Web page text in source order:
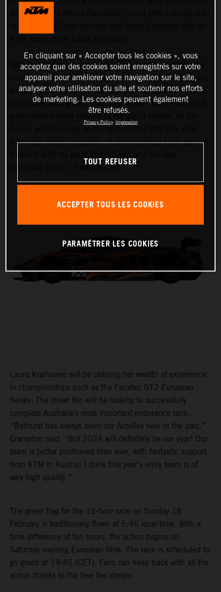
be travelling to Mount Panorama Circuit with a strong line-
With the traditional race start before sunrise, a punishing
circuit with little run-off to speak of and huge, unforgiving
walls of rock, it’s no wonder that the Bathurst 12 Hour is
so popular among fans and drivers alike. Trent Harrison is
teammate David Crampton. “I am so excited to be back in
Laura Kraihamer will be utilising her wealth of experience
in championships such as the Fanatec GT2 European
Series. The driver trio will be looking to successfully
complete Australia’s most important endurance race.
“Bathurst has always been our Achilles heel in the past,”
Crampton said. “But 2024 will definitely be our year! Our
team is better positioned than ever, with fantastic support
from KTM in Austria. I think this year’s entry team is of
very high quality.”
The green flag for the 12-hour race on Sunday 18
February is traditionally flown at 5:45 local time. With a
time difference of ten hours, the action begins on
Saturday evening European time. The race is scheduled to
go green at 19:45 (CET). Fans can keep track with all the
action thanks to the free live stream.
En cliquant sur « Accepter tous les cookies », vous
acceptez que des cookies soient enregistrés sur votre
appareil pour améliorer votre navigation sur le site,
analyser votre utilisation du site et soutenir nos efforts
de marketing. Les cookies peuvent également
être refusés.
Privacy Policy Impression
TOUT REFUSER
ACCEPTER TOUS LES COOKIES
PARAMÉTRER LES COOKIES